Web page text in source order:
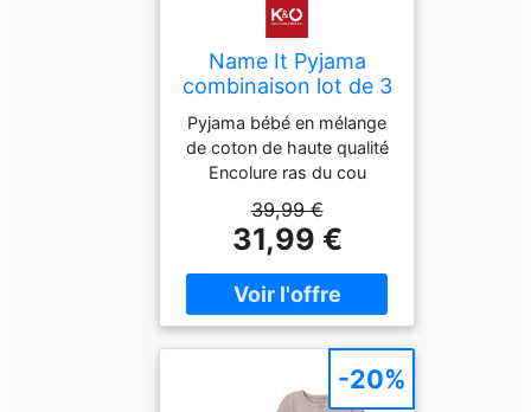
Name It Pyjama
combinaison lot de 3
NBNNIGHTSUIT
beige 92
Pyjama bébé en mélange
de coton de haute qualité
Encolure ras du cou
3 Deux avec imprimé Un
de couleur unie Boutons-
pression pratiques Nom
de la couleur : Kaki vintage
Composition : 95 %
coton, 5 % élasthanne
39,99 €
31,99 €
-20%